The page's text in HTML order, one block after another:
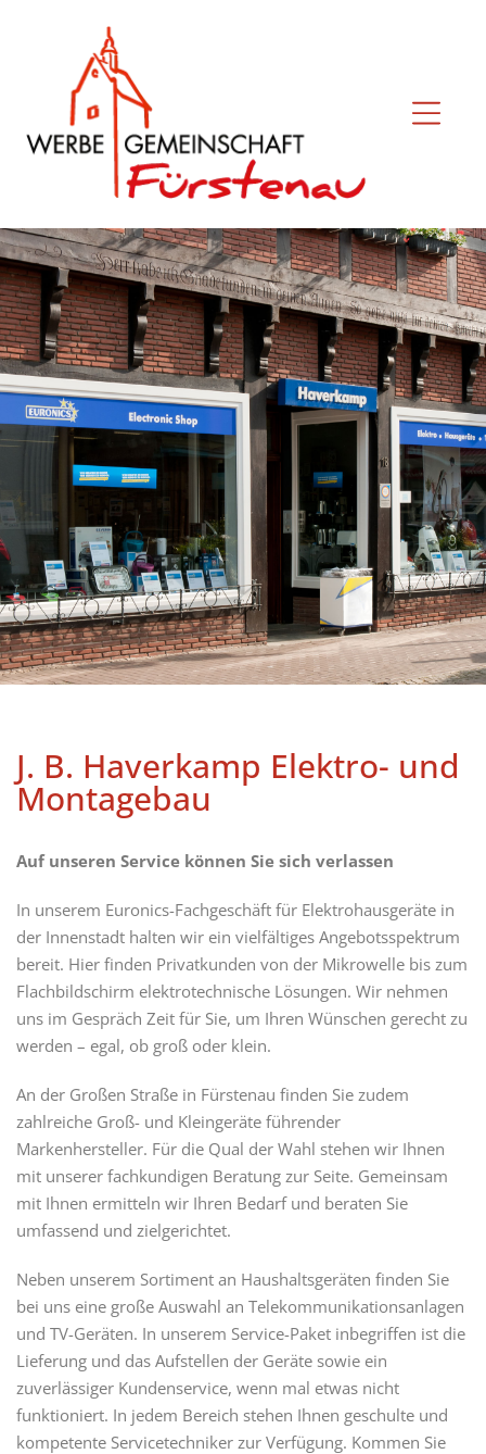
J. B. Haverkamp Elektro- und
Montagebau
Auf unseren Service können Sie sich verlassen
In unserem Euronics-Fachgeschäft für Elektrohausgeräte in
der Innenstadt halten wir ein vielfältiges Angebotsspektrum
bereit. Hier fin­den Privatkunden von der Mikrowelle bis zum
Flachbildschirm elektrotechnische Lösungen. Wir nehmen
uns im Gespräch Zeit für Sie, um Ihren Wünschen gerecht zu
werden – egal, ob groß oder klein.
An der Großen Straße in Fürstenau finden Sie zudem
zahlreiche Groß- und Kleingeräte führender
Markenhersteller. Für die Qual der Wahl stehen wir Ihnen
mit unserer fachkundigen Beratung zur Seite. Gemeinsam
mit Ihnen ermitteln wir Ihren Bedarf und beraten Sie
umfassend und zielgerichtet.
Neben unserem Sortiment an Haushaltsgeräten finden Sie
bei uns eine große Auswahl an Telekommunikationsanlagen
und TV-Geräten. In unserem Service-Paket inbegriffen ist die
Lieferung und das Aufstellen der Geräte sowie ein
zuverlässiger Kunden­service, wenn mal etwas nicht
funktioniert. In jedem Bereich stehen Ihnen geschulte und
kompetente Servicetechniker zur Verfügung. Kommen Sie